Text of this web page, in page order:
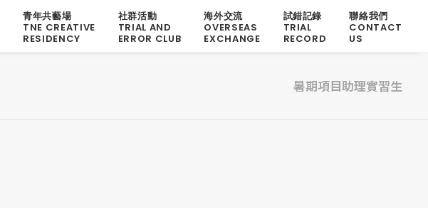
青年共藝場
TNE CREATIVE
RESIDENCY
社群活動
TRIAL AND
ERROR CLUB
海外交流
OVERSEAS
EXCHANGE
試錯記錄
TRIAL
RECORD
聯絡我們
CONTACT
US
暑期項目助理實習生